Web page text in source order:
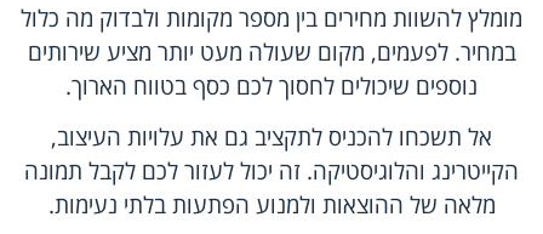
מומלץ להשוות מחירים בין מספר מקומות ולבדוק מה כלול
במחיר. לפעמים, מקום שעולה מעט יותר מציע שירותים
נוספים שיכולים לחסוך לכם כסף בטווח הארוך.
אל תשכחו להכניס לתקציב גם את עלויות העיצוב,
הקייטרינג והלוגיסטיקה. זה יכול לעזור לכם לקבל תמונה
מלאה של ההוצאות ולמנוע הפתעות בלתי נעימות.